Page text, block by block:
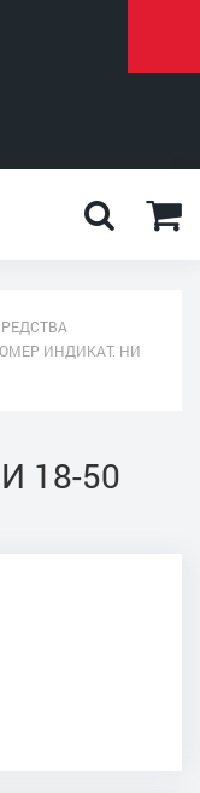
ИНДИКАТ. НИ
18-50